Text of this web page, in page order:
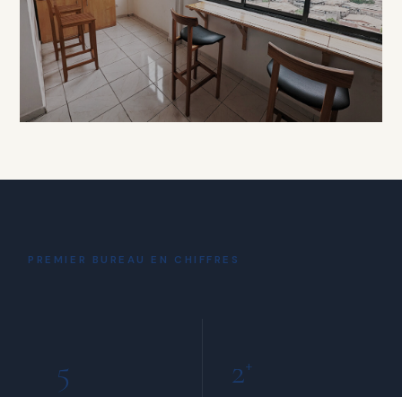
À PARTIR DE 15 000 FCFA / HEURE
Coin Café
INCLUS POUR TOUS LES MEMBRES
PREMIER BUREAU EN CHIFFRES
5 2+